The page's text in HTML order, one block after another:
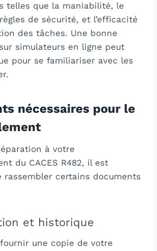
telles que la maniabilité, le
de sécurité, et l’efficacité
des tâches. Une bonne
simulateurs en ligne peut
pour se familiariser avec les
nécessaires pour le
à votre
du CACES R482, il est
rassembler certains documents
et historique
une copie de votre